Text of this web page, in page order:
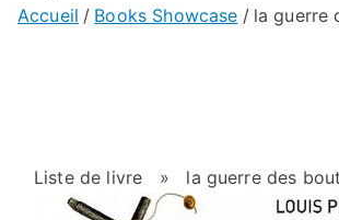
Accueil Books Showcase la guerre
Liste de livre » la guerre des